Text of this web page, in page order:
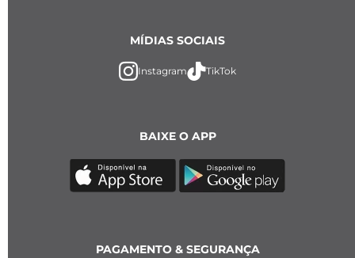
BAIXE O APP
MÍDIAS SOCIAIS
Instagram TikTok
PAGAMENTO & SEGURANÇA